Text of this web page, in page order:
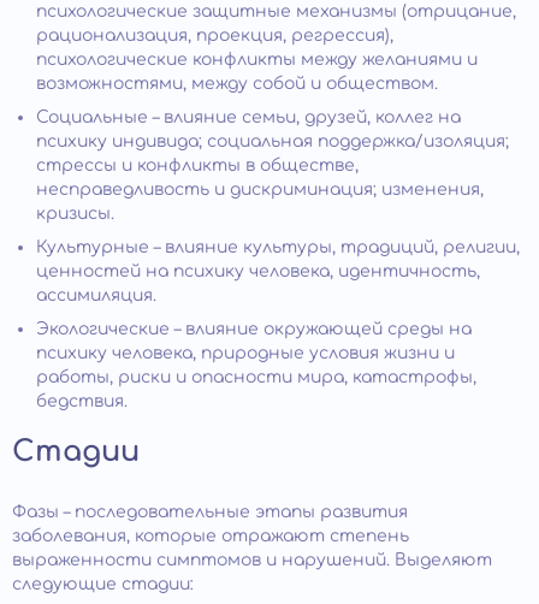
психологические защитные механизмы (отрицание,
рационализация, проекция, регрессия),
психологические конфликты между желаниями и
возможностями, между собой и обществом.
Социальные – влияние семьи, друзей, коллег на
психику индивида; социальная поддержка/изоляция;
стрессы и конфликты в обществе,
несправедливость и дискриминация; изменения,
кризисы.
Культурные – влияние культуры, традиций, религии,
ценностей на психику человека, идентичность,
ассимиляция.
Экологические – влияние окружающей среды на
психику человека, природные условия жизни и
работы, риски и опасности мира, катастрофы,
бедствия.
Стадии
Фазы – последовательные этапы развития
заболевания, которые отражают степень
выраженности симптомов и нарушений. Выделяют
следующие стадии: